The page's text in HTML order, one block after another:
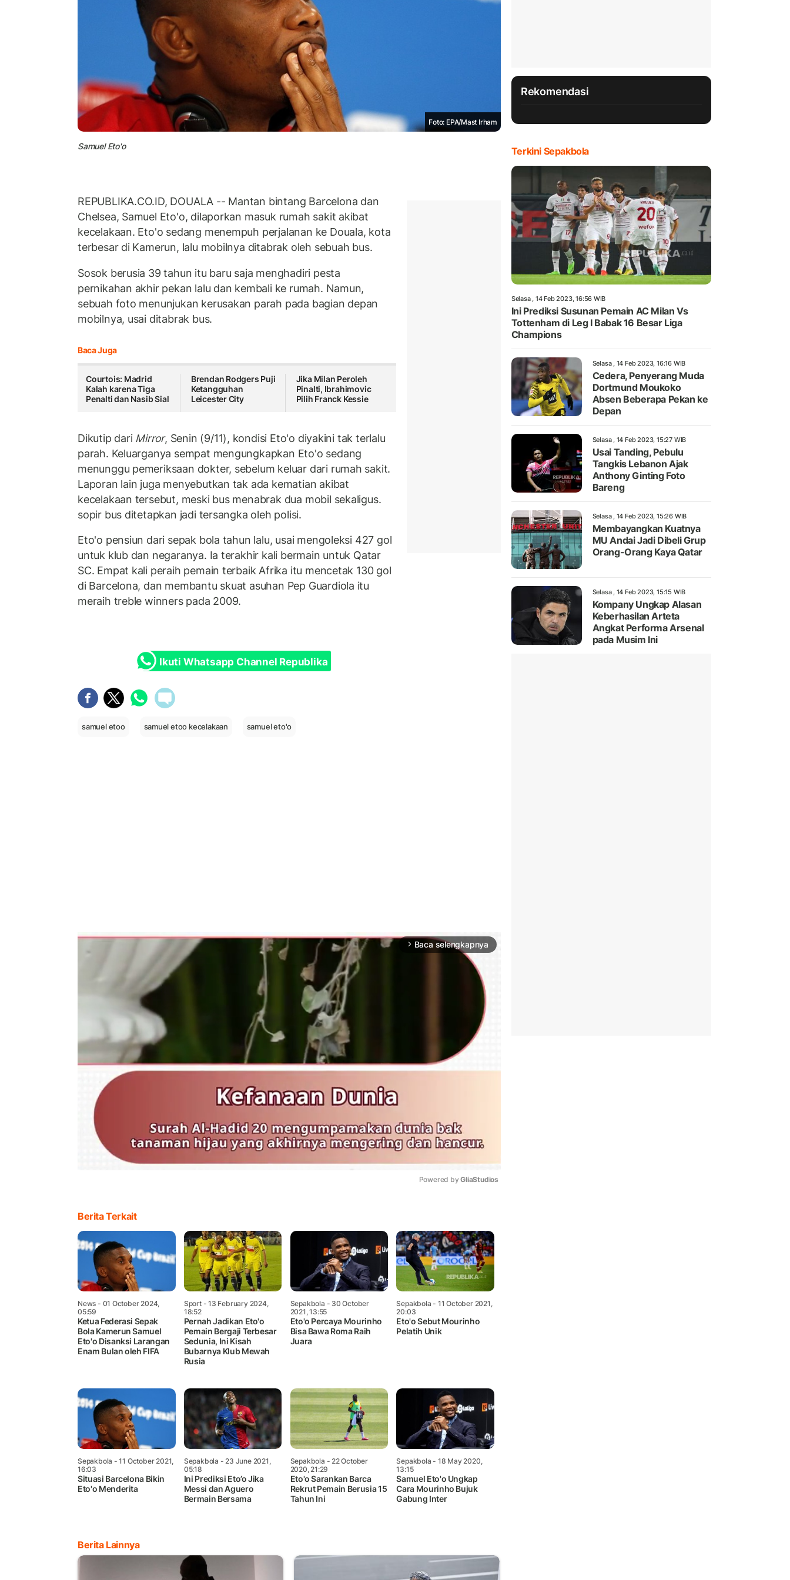
Foto: EPA/Mast Irham
Samuel Eto'o
REPUBLIKA.CO.ID, DOUALA -- Mantan bintang Barcelona dan
Chelsea, Samuel Eto'o, dilaporkan masuk rumah sakit akibat
kecelakaan. Eto'o sedang menempuh perjalanan ke Douala, kota
terbesar di Kamerun, lalu mobilnya ditabrak oleh sebuah bus.
Sosok berusia 39 tahun itu baru saja menghadiri pesta
pernikahan akhir pekan lalu dan kembali ke rumah. Namun,
sebuah foto menunjukan kerusakan parah pada bagian depan
mobilnya, usai ditabrak bus.
Baca Juga
Courtois: Madrid
Kalah karena Tiga
Penalti dan Nasib Sial
Brendan Rodgers Puji
Ketangguhan
Leicester City
Jika Milan Peroleh
Pinalti, Ibrahimovic
Pilih Franck Kessie
Dikutip dari Mirror, Senin (9/11), kondisi Eto'o diyakini tak terlalu
parah. Keluarganya sempat mengungkapkan Eto'o sedang
menunggu pemeriksaan dokter, sebelum keluar dari rumah sakit.
Laporan lain juga menyebutkan tak ada kematian akibat
kecelakaan tersebut, meski bus menabrak dua mobil sekaligus.
sopir bus ditetapkan jadi tersangka oleh polisi.
Eto'o pensiun dari sepak bola tahun lalu, usai mengoleksi 427 gol
untuk klub dan negaranya. Ia terakhir kali bermain untuk Qatar
SC. Empat kali peraih pemain terbaik Afrika itu mencetak 130 gol
di Barcelona, dan membantu skuat asuhan Pep Guardiola itu
meraih treble winners pada 2009.
Ikuti Whatsapp Channel Republika
samuel etoo samuel etoo kecelakaan samuel eto'o
arrow_forward_ios Baca selengkapnya
Powered by GliaStudios
Berita Terkait
News - 01 October 2024,
05:59
Ketua Federasi Sepak
Bola Kamerun Samuel
Eto'o Disanksi Larangan
Enam Bulan oleh FIFA
Sport- 13 February 2024,
18:52
Pernah Jadikan Eto'o
Pemain Bergaji Terbesar
Sedunia, Ini Kisah
Bubarnya Klub Mewah
Rusia
Sepakbola - 30 October
2021, 13:55
Eto'o Percaya Mourinho
Bisa Bawa Roma Raih
Juara
Sepakbola - 11 October 2021,
20:03
Eto'o Sebut Mourinho
Pelatih Unik
Sepakbola - 11 October 2021,
16:03
Situasi Barcelona Bikin
Eto'o Menderita
Sepakbola - 23 June 2021,
05:18
Ini Prediksi Eto’o Jika
Messi dan Aguero
Bermain Bersama
Sepakbola - 22 October
2020, 21:29
Eto'o Sarankan Barca
Rekrut Pemain Berusia 15
Tahun Ini
Sepakbola - 18 May 2020,
13:15
Samuel Eto'o Ungkap
Cara Mourinho Bujuk
Gabung Inter
Berita Lainnya
Rekomendasi
Terkini Sepakbola
Selasa , 14 Feb 2023, 16:56 WIB
Ini Prediksi Susunan Pemain AC Milan Vs
Tottenham di Leg I Babak 16 Besar Liga
Champions
Selasa , 14 Feb 2023, 16:16 WIB
Cedera, Penyerang Muda
Dortmund Moukoko
Absen Beberapa Pekan ke
Depan
Selasa , 14 Feb 2023, 15:27 WIB
Usai Tanding, Pebulu
Tangkis Lebanon Ajak
Anthony Ginting Foto
Bareng
Selasa , 14 Feb 2023, 15:26 WIB
Membayangkan Kuatnya
MU Andai Jadi Dibeli Grup
Orang-Orang Kaya Qatar
Selasa , 14 Feb 2023, 15:15 WIB
Kompany Ungkap Alasan
Keberhasilan Arteta
Angkat Performa Arsenal
pada Musim Ini